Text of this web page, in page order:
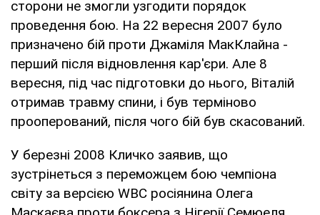
сторони не змогли узгодити порядок
проведення бою. На 22 вересня 2007 було
призначено бій проти Джаміля МакКлайна -
перший після відновлення кар'єри. Але 8
вересня, під час підготовки до нього, Віталій
отримав травму спини, і був терміново
прооперований, після чого бій був скасований.
У березні 2008 Кличко заявив, що
зустрінеться з переможцем бою чемпіона
світу за версією WBC росіянина Олега